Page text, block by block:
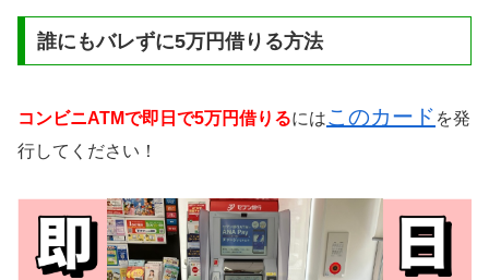
誰にもバレずに5万円借りる方法
コンビニATMで即日で5万円借りるにはこのカード を発
行してください！